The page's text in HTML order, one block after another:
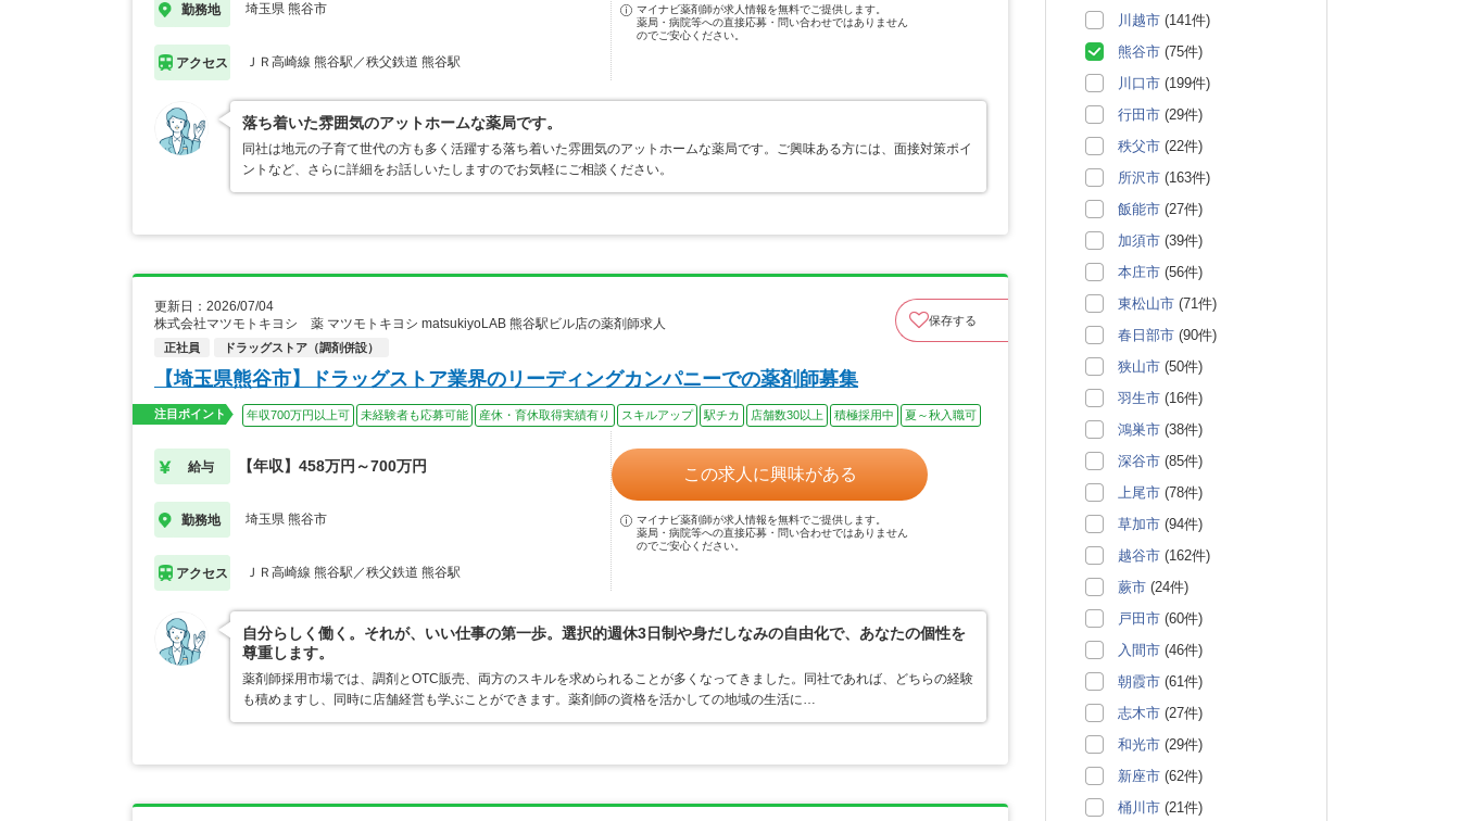
勤務地 埼玉県 熊谷市
アクセス ＪＲ高崎線 熊谷駅／秩父鉄道 熊谷駅
マイナビ薬剤師が求人情報を無料でご提供します。
薬局・病院等への直接応募・問い合わせではありません
のでご安心ください。
落ち着いた雰囲気のアットホームな薬局です。
同社は地元の子育て世代の方も多く活躍する落ち着いた雰囲気のアットホームな薬局です。ご興味ある方には、面接対策ポイ
ントなど、さらに詳細をお話しいたしますのでお気軽にご相談ください。
更新日：2026/07/04
株式会社マツモトキヨシ 薬 マツモトキヨシ matsukiyoLAB 熊谷駅ビル店の薬剤師求人
正社員 ドラッグストア（調剤併設）
保存する
【埼玉県熊谷市】ドラッグストア業界のリーディングカンパニーでの薬剤師募集
注目ポイント 年収700万円以上可 未経験者も応募可能 産休・育休取得実績有り スキルアップ 駅チカ 店舗数30以上 積極採用中 夏～秋入職可
給与 【年収】458万円～700万円
勤務地 埼玉県 熊谷市
アクセス ＪＲ高崎線 熊谷駅／秩父鉄道 熊谷駅
この求人に興味がある
マイナビ薬剤師が求人情報を無料でご提供します。
薬局・病院等への直接応募・問い合わせではありません
のでご安心ください。
自分らしく働く。それが、いい仕事の第一歩。選択的週休3日制や身だしなみの自由化で、あなたの個性を
尊重します。
薬剤師採用市場では、調剤とOTC販売、両方のスキルを求められることが多くなってきました。同社であれば、どちらの経験
も積めますし、同時に店舗経営も学ぶことができます。薬剤師の資格を活かしての地域の生活に…
川越市 (141件)
熊谷市 (75件)
川口市 (199件)
行田市 (29件)
秩父市 (22件)
所沢市 (163件)
飯能市 (27件)
加須市 (39件)
本庄市 (56件)
東松山市 (71件)
春日部市 (90件)
狭山市 (50件)
羽生市 (16件)
鴻巣市 (38件)
深谷市 (85件)
上尾市 (78件)
草加市 (94件)
越谷市 (162件)
蕨市 (24件)
戸田市 (60件)
入間市 (46件)
朝霞市 (61件)
志木市 (27件)
和光市 (29件)
新座市 (62件)
桶川市 (21件)